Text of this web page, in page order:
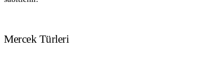
Mercek Türleri